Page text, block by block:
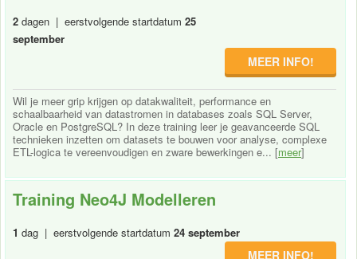
2 dagen | eerstvolgende startdatum 25
september
MEER INFO!
Wil je meer grip krijgen op datakwaliteit, performance en
schaalbaarheid van datastromen in databases zoals SQL Server,
Oracle en PostgreSQL? In deze training leer je geavanceerde SQL
technieken inzetten om datasets te bouwen voor analyse, complexe
ETL-logica te vereenvoudigen en zware bewerkingen e... [meer]
Training Neo4J Modelleren
1 dag | eerstvolgende startdatum 24 september
MEER INFO!